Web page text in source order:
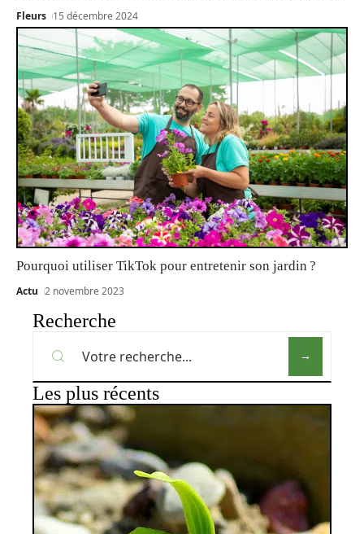
Fleurs 15 décembre 2024
Pourquoi utiliser TikTok pour entretenir son jardin ?
Actu 2 novembre 2023
Recherche
Les plus récents